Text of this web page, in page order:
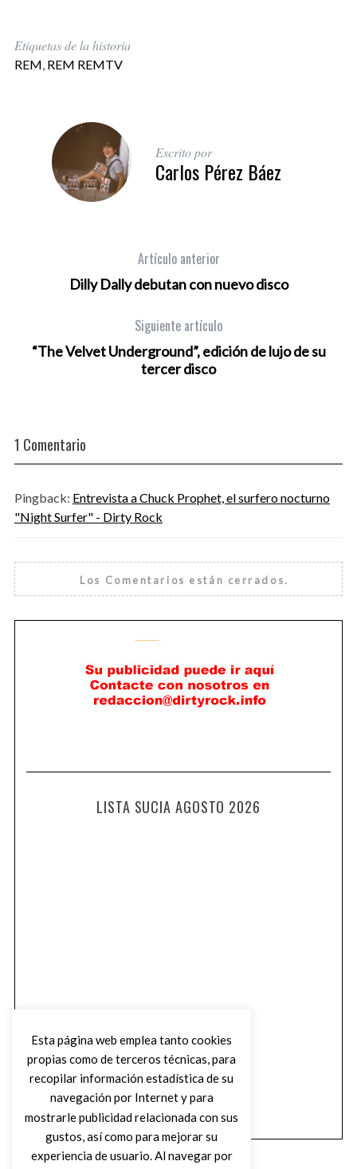
Etiquetas de la historia
REM, REM REMTV
Escrito por
Carlos Pérez Báez
Artículo anterior
Dilly Dally debutan con nuevo disco
Siguiente artículo
“The Velvet Underground”, edición de lujo de su
tercer disco
1 Comentario
Pingback: Entrevista a Chuck Prophet, el surfero nocturno
"Night Surfer" - Dirty Rock
Los Comentarios están cerrados.
LISTA SUCIA AGOSTO 2026
Esta página web emplea tanto cookies
propias como de terceros técnicas, para
recopilar información estadística de su
navegación por Internet y para
mostrarle publicidad relacionada con sus
gustos, así como para mejorar su
experiencia de usuario. Al navegar por